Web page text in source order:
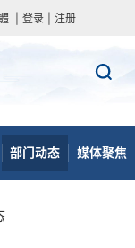
登录 注册
部门动态 媒体聚焦